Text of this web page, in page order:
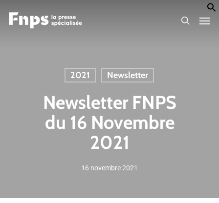
search
2021 Newsletter
Newsletter FNPS
du 16 Novembre
2021
16 novembre 2021